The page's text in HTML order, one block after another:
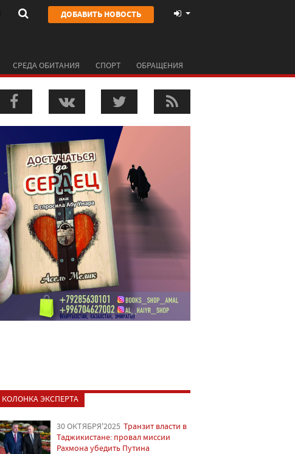
ДОБАВИТЬ НОВОСТЬ
СРЕДА ОБИТАНИЯ СПОРТ ОБРАЩЕНИЯ
КОЛОНКА ЭКСПЕРТА
30 ОКТЯБРЯ'2025 Транзит власти в
Таджикистане: провал миссии
Рахмона убедить Путина